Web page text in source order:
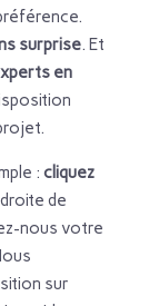
surprise. Et
en
: cliquez
de
nous votre
sur